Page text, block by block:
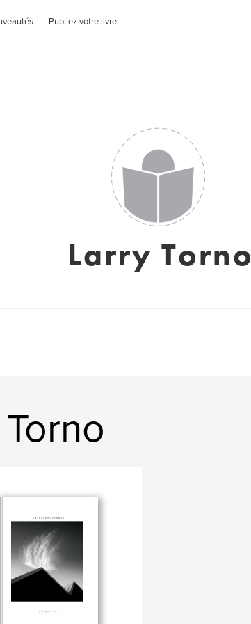
Publiez votre livre
Larry Torno